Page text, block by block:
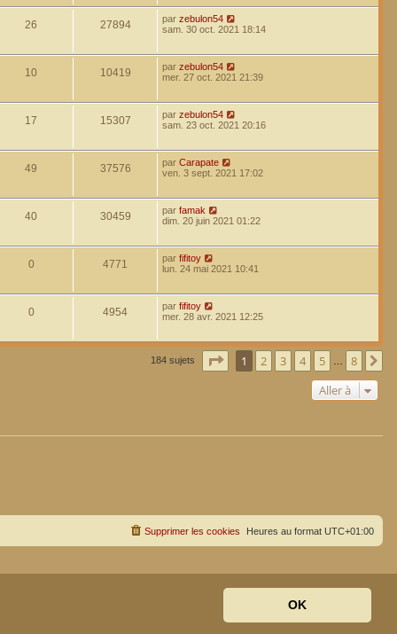
OK
26 27894 par zebulon54
sam. 30 oct. 2021 18:14
10 10419 par zebulon54
mer. 27 oct. 2021 21:39
17 15307 par zebulon54
sam. 23 oct. 2021 20:16
49 37576 par Carapate
ven. 3 sept. 2021 17:02
40 30459 par famak
dim. 20 juin 2021 01:22
0 4771 par fifitoy
lun. 24 mai 2021 10:41
0 4954 par fifitoy
mer. 28 avr. 2021 12:25
184 sujets Page sur 8
1 2 3 4 5 8
Aller à
Heures au format UTC+01:00
Supprimer les cookies